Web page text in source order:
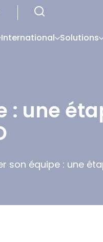
International Solutions
: une
son équipe : une